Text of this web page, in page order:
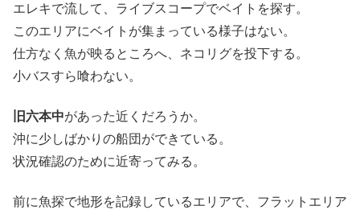
エレキで流して、ライブスコープでベイトを探す。
このエリアにベイトが集まっている様子はない。
仕方なく魚が映るところへ、ネコリグを投下する。
小バスすら喰わない。
旧六本中があった近くだろうか。
沖に少しばかりの船団ができている。
状況確認のために近寄ってみる。
前に魚探で地形を記録しているエリアで、フラットエリア